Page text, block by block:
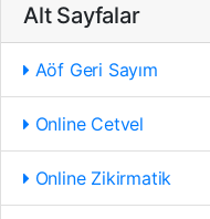
Alt Sayfalar
Aöf Geri Sayım
Online Cetvel
Online Zikirmatik